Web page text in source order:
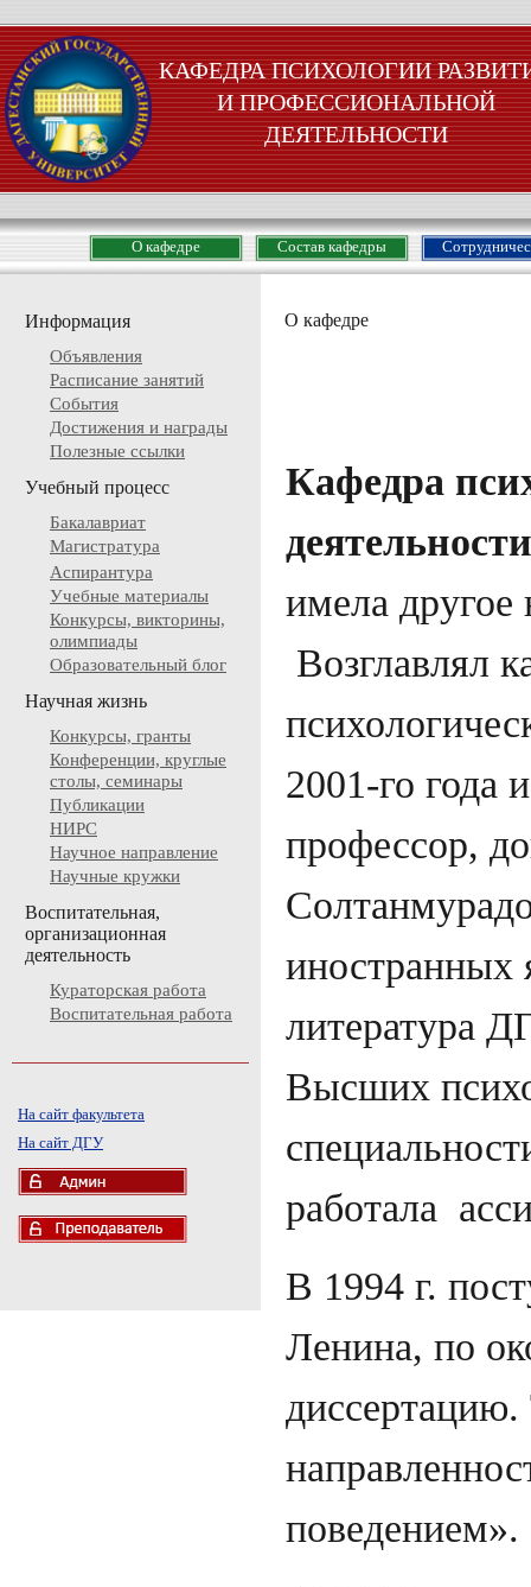
КАФЕДРА ПСИХОЛОГИИ
И ПРОФЕССИОНАЛЬНОЙ
ДЕЯТЕЛЬНОСТИ
О кафедре Состав кафедры
Информация
Объявления
Расписание занятий
События
Достижения и награды
Полезные ссылки
Учебный процесс
Бакалавриат
Магистратура
Аспирантура
Учебные материалы
Конкурсы, викторины,
олимпиады
Образовательный блог
Научная жизнь
Конкурсы, гранты
Конференции, круглые
столы, семинары
Публикации
НИРС
Научное направление
Научные кружки
Воспитательная,
организационная
деятельность
Кураторская работа
Воспитательная работа
На сайт факультета
На сайт ДГУ
О кафедре
Кафедра
имела другое
Возглавлял
2001-го года
профессор,
иностранных
литература
Высших
работала
В 1994 г.
Ленина, по
поведением».